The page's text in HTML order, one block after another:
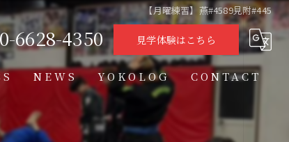
【月曜練習】燕#4589見附#445
6628-4350 見学体験はこちら
ーブル
NEWS YOKOLOG CONTACT